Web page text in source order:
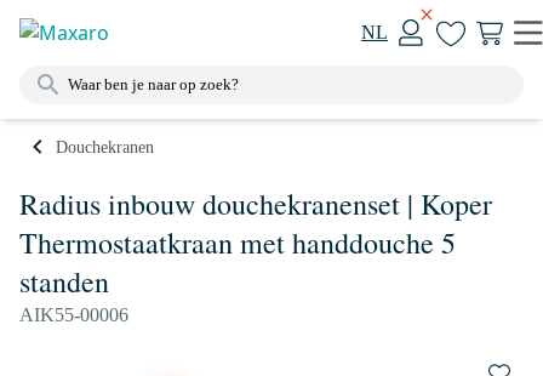
NL
Douchekranen
Radius inbouw douchekranenset | Koper
Thermostaatkraan met handdouche 5
standen
AIK55-00006